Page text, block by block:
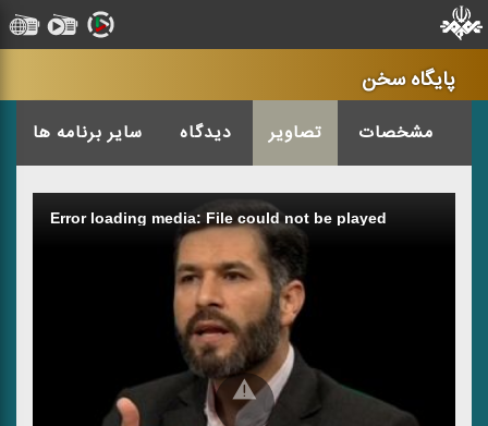
پایگاه سخن
مشخصات تصاویر دیدگاه سایر برنامه ها
Error loading media: File could not be played